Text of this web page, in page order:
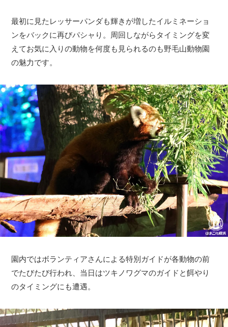
最初に見たレッサーパンダも輝きが増したイルミネーショ
ンをバックに再びパシャり。周回しながらタイミングを変
えてお気に入りの動物を何度も見られるのも野毛山動物園
の魅力です。
園内ではボランティアさんによる特別ガイドが各動物の前
でたびたび行われ、当日はツキノワグマのガイドと餌やり
のタイミングにも遭遇。